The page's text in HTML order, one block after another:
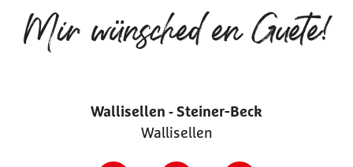
Mir wünsched en Guete!
Wallisellen ‐ Steiner-Beck
Wallisellen